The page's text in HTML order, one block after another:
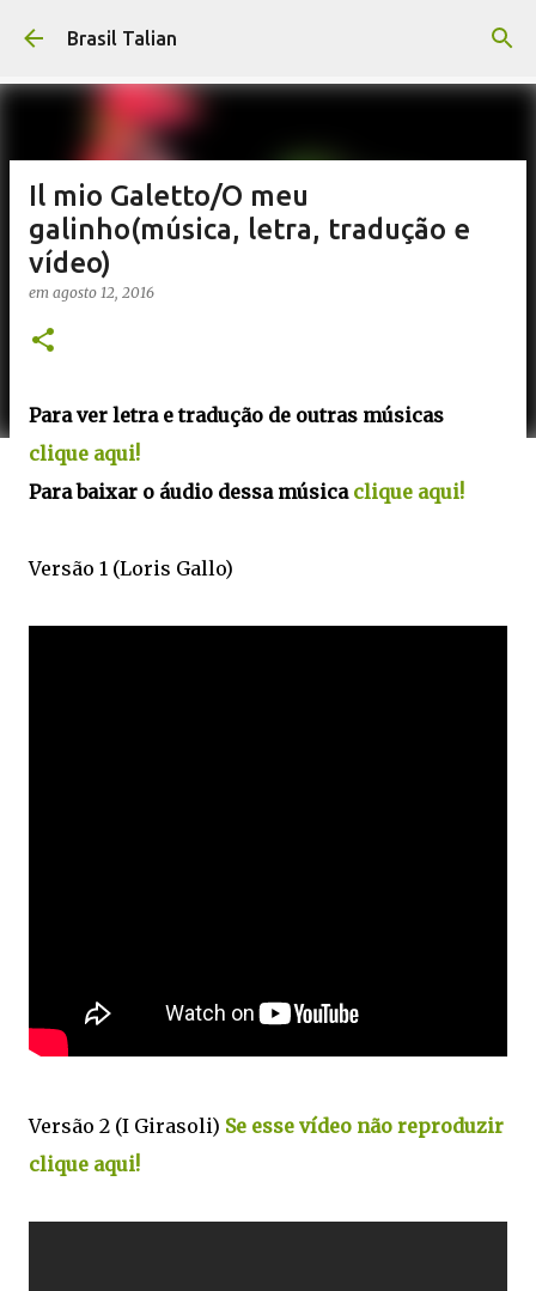
Pular para o conteúdo principal
Brasil Talian
Il mio Galetto/O meu
galinho(música, letra, tradução e
vídeo)
em agosto 12, 2016
Para ver letra e tradução de outras músicas
clique aqui!
Para baixar o áudio dessa música clique aqui!
Versão 1 (Loris Gallo)
Versão 2 (I Girasoli) Se esse vídeo não reproduzir
clique aqui!